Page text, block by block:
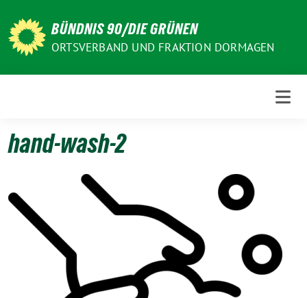
zum
Inhalt
BÜNDNIS 90/DIE GRÜNEN
ORTSVERBAND UND FRAKTION DORMAGEN
hand-wash-2